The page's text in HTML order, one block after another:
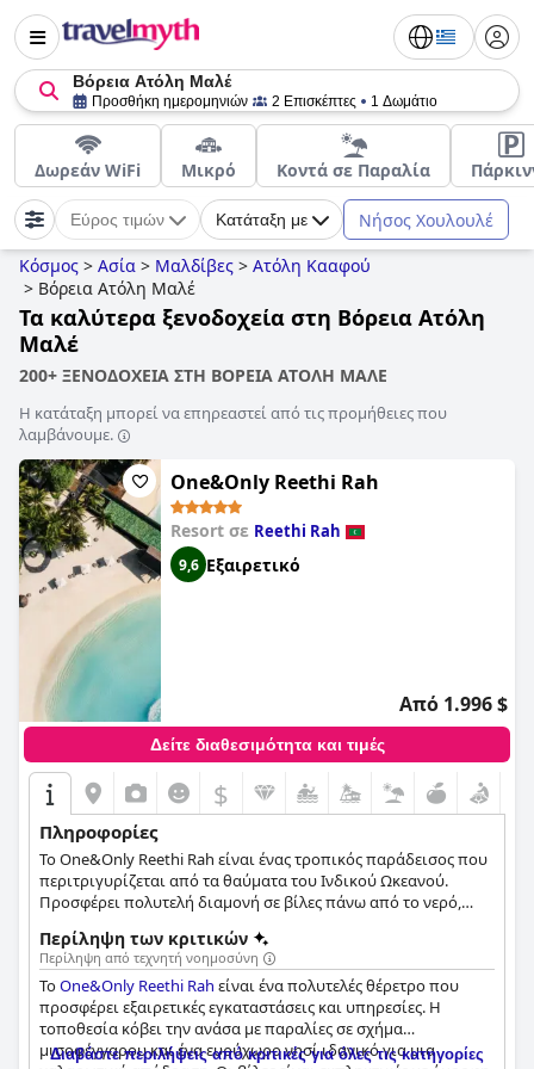
Βόρεια Ατόλη Μαλέ
Προσθήκη ημερομηνιών 2 Επισκέπτες 1 Δωμάτιο
Δωρεάν WiFi Μικρό Κοντά σε Παραλία
Εύρος τιμών Κατάταξη με Νήσος Χουλουλέ
Κόσμος > Ασία > Μαλδίβες > Ατόλη Κααφού
> Βόρεια Ατόλη Μαλέ
Τα καλύτερα ξενοδοχεία στη Βόρεια Ατόλη
Μαλέ
200+ ΞΕΝΟΔΟΧΕΙΑ ΣΤΗ ΒΟΡΕΙΑ ΑΤΟΛΗ ΜΑΛΕ
Η κατάταξη μπορεί να επηρεαστεί από τις προμήθειες που
λαμβάνουμε.
One&Only Reethi Rah
Resort σε Reethi Rah
9,6 Εξαιρετικό
Από 1.996 $
Δείτε διαθεσιμότητα και τιμές
$
Πληροφορίες
Το One&Only Reethi Rah είναι ένας τροπικός παράδεισος που
περιτριγυρίζεται από τα θαύματα του Ινδικού Ωκεανού.
Προσφέρει πολυτελή διαμονή σε βίλες πάνω από το νερό,
κερδίσει και πολυάριθμα βραβεία για τις εξαιρετικές του
εγκαταστάσεις και ανέσεις. Οι επισκέπτες μπορούν να
αναζωογονηθούν με τις περιποιήσεις σπα και ομορφιάς, να
περάσουν ατέλειωτες ώρες ξεγνοιασιάς στην αμμώδη
παραλία, να δειπνήσουν στο εξαιρετικό εστιατόριο ή να
επιλέξουν κάποιο θαλάσσιο σπορ ή άλλη δραστηριότητα,
Περίληψη των κριτικών
Περίληψη από τεχνητή νοημοσύνη
ΤοOne&Only Reethi Rah είναι ένα πολυτελές θέρετρο που
προσφέρει εξαιρετικές εγκαταστάσεις και υπηρεσίες. Η
τοποθεσία κόβει την ανάσα με παραλίες σε σχήμα
μισοφέγγαρου και ένα ευρύχωρο νησί ιδανικό για μια
Διαβάστε περιλήψεις από κριτικές για όλες τις κατηγορίες